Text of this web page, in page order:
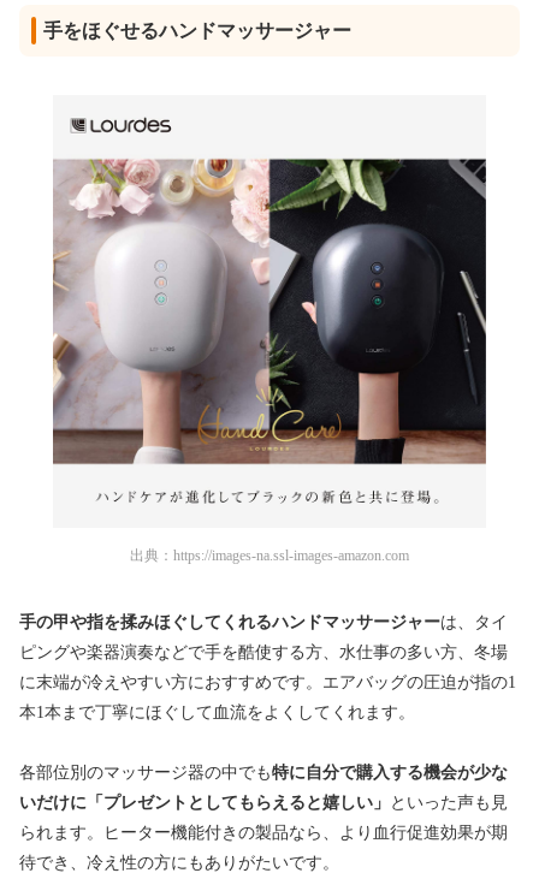
手をほぐせるハンドマッサージャー
出典： https://images-na.ssl-images-amazon.com
手の甲や指を揉みほぐしてくれるハンドマッサージャーは、タイ
ピングや楽器演奏などで手を酷使する方、水仕事の多い方、冬場
に末端が冷えやすい方におすすめです。エアバッグの圧迫が指の1
本1本まで丁寧にほぐして血流をよくしてくれます。
各部位別のマッサージ器の中でも特に自分で購入する機会が少な
いだけに「プレゼントとしてもらえると嬉しい」 といった声も見
られます。ヒーター機能付きの製品なら、より血行促進効果が期
待でき、冷え性の方にもありがたいです。